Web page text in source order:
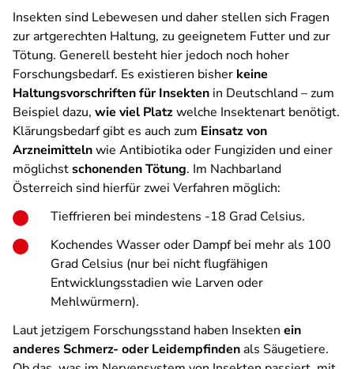
Insekten sind Lebewesen und daher stellen sich Fragen
zur artgerechten Haltung, zu geeignetem Futter und zur
Tötung. Generell besteht hier jedoch noch hoher
Forschungsbedarf. Es existieren bisher keine
Haltungsvorschriften für Insekten in Deutschland – zum
Beispiel dazu, wie viel Platzwelche Insektenart benötigt.
Klärungsbedarf gibt es auch zum Einsatz von
Arzneimittelnwie Antibiotika oder Fungiziden und einer
möglichstschonenden Tötung. Im Nachbarland
Österreich sind hierfür zwei Verfahren möglich:
Tieffrieren bei mindestens -18 Grad Celsius.
Kochendes Wasser oder Dampf bei mehr als 100
Grad Celsius (nur bei nicht flugfähigen
Entwicklungsstadien wie Larven oder
Mehlwürmern).
Laut jetzigem Forschungsstand haben Insekten ein
anderes Schmerz- oder Leidempfindenals Säugetiere.